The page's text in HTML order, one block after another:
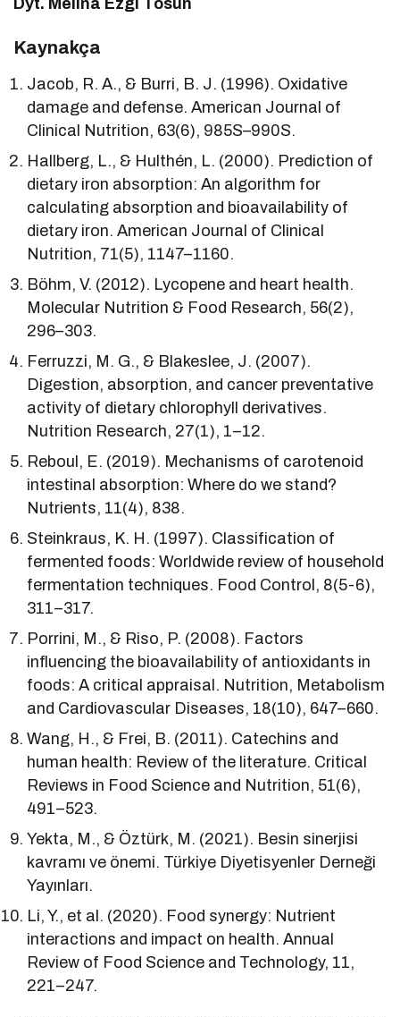
Kaynakça
Jacob, R. A., & Burri, B. J. (1996). Oxidative
damage and defense. American Journal of
Clinical Nutrition, 63(6), 985S–990S.
Hallberg, L., & Hulthén, L. (2000). Prediction of
dietary iron absorption: An algorithm for
calculating absorption and bioavailability of
dietary iron. American Journal of Clinical
Nutrition, 71(5), 1147–1160.
Böhm, V. (2012). Lycopene and heart health.
Molecular Nutrition & Food Research, 56(2),
296–303.
Ferruzzi, M. G., & Blakeslee, J. (2007).
Digestion, absorption, and cancer preventative
activity of dietary chlorophyll derivatives.
Nutrition Research, 27(1), 1–12.
Reboul, E. (2019). Mechanisms of carotenoid
intestinal absorption: Where do we stand?
Nutrients, 11(4), 838.
Steinkraus, K. H. (1997). Classification of
fermented foods: Worldwide review of household
fermentation techniques. Food Control, 8(5-6),
311–317.
Porrini, M., & Riso, P. (2008). Factors
influencing the bioavailability of antioxidants in
foods: A critical appraisal. Nutrition, Metabolism
and Cardiovascular Diseases, 18(10), 647–660.
Wang, H., & Frei, B. (2011). Catechins and
human health: Review of the literature. Critical
Reviews in Food Science and Nutrition, 51(6),
491–523.
Yekta, M., & Öztürk, M. (2021). Besin sinerjisi
kavramı ve önemi. Türkiye Diyetisyenler Derneği
Yayınları.
Li, Y., et al. (2020). Food synergy: Nutrient
interactions and impact on health. Annual
Review of Food Science and Technology, 11,
221–247.